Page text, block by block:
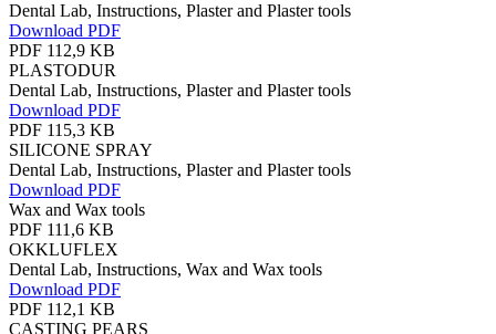
Dental Lab, Instructions, Plaster and Plaster tools
Download PDF
PDF 112,9 KB
PLASTODUR
Dental Lab, Instructions, Plaster and Plaster tools
Download PDF
PDF 115,3 KB
SILICONE SPRAY
Dental Lab, Instructions, Plaster and Plaster tools
Download PDF
Wax and Wax tools
PDF 111,6 KB
OKKLUFLEX
Dental Lab, Instructions, Wax and Wax tools
Download PDF
PDF 112,1 KB
CASTING PEARS